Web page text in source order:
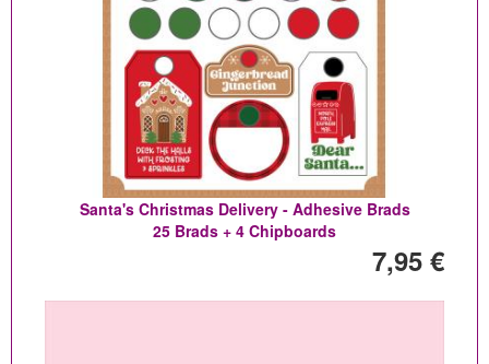
Santa's Christmas Delivery - Adhesive Brads
25 Brads + 4 Chipboards
7,95 €